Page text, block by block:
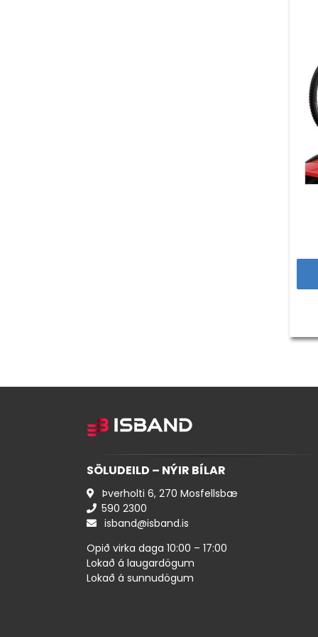
SÖLUDEILD – NÝIR BÍLAR
Þverholti 6, 270 Mosfellsbæ
590 ​2300
isband@isband.is
Opið virka daga 10:00 – 17:00
Lokað á laugardögum
Lokað á sunnudögum